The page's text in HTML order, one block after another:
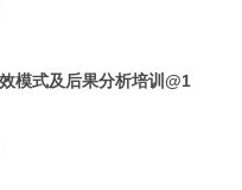
模式及后果分析培训@1